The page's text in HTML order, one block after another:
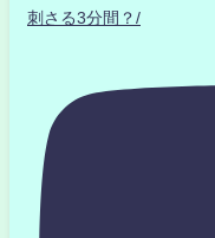
刺さる3分間？/